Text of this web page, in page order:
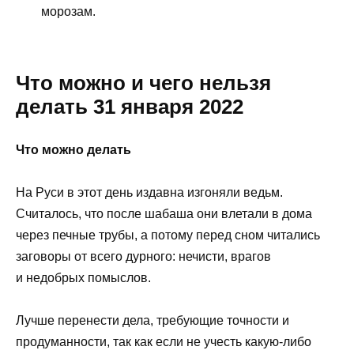
морозам.
Что можно и чего нельзя
делать 31 января 2022
Что можно делать
На Руси в этот день издавна изгоняли ведьм.
Считалось, что после шабаша они влетали в дома
через печные трубы, а потому перед сном читались
заговоры от всего дурного: нечисти, врагов
и недобрых помыслов.
Лучше перенести дела, требующие точности и
продуманности, так как если не учесть какую-либо